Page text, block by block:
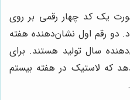
یک کد چهار رقمی بر روی
دو رقم اول نشان‌دهنده هفته
سال تولید هستند. برای
نشان می‌دهد که لاستیک در هفته بیستم